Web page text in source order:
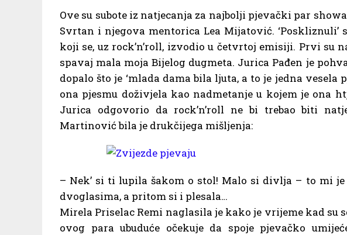
Ove su subote iz natjecanja za najbolji pjevački par
Svrtan i njegova mentorica Lea Mijatović. ‘Poskliznuli’
koji se, uz rock’n’roll, izvodio u četvrtoj emisiji. Prvi su
spavaj mala moja Bijelog dugmeta. Jurica Pađen je
dopalo što je ‘mlada dama bila ljuta, a to je jedna vesela
ona pjesmu doživjela kao nadmetanje u kojem je ona
Jurica odgovorio da rock’n’roll ne bi trebao biti
Martinović bila je drukčijega mišljenja:
– Nek’ si ti lupila šakom o stol! Malo si divlja – to mi
dvoglasima, a pritom si i plesala…
Mirela Priselac Remi naglasila je kako je vrijeme kad su
ovog para ubuduće očekuje da spoje pjevačko